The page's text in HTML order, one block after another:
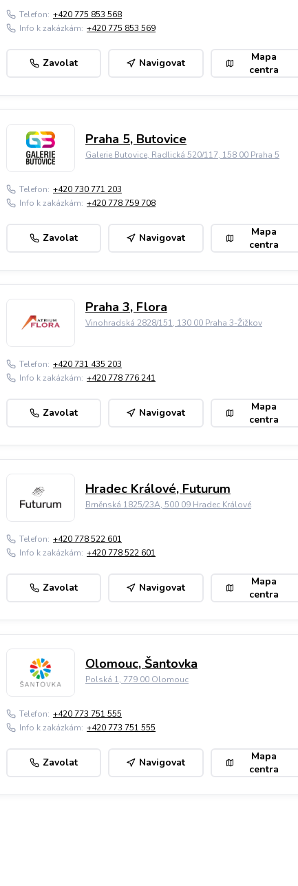
Telefon: +420 775 853 568
Info k zakázkám: +420 775 853 569
Zavolat Navigovat
Mapa
centra
Praha 5, Butovice
Galerie Butovice, Radlická 520/117, 158 00 Praha 5
Telefon: +420 730 771 203
Info k zakázkám: +420 778 759 708
Zavolat Navigovat
Mapa
centra
Praha 3, Flora
Vinohradská 2828/151, 130 00 Praha 3-Žižkov
Telefon: +420 731 435 203
Info k zakázkám: +420 778 776 241
Zavolat Navigovat
Mapa
centra
Hradec Králové, Futurum
Brněnská 1825/23A, 500 09 Hradec Králové
Telefon: +420 778 522 601
Info k zakázkám: +420 778 522 601
Zavolat Navigovat
Mapa
centra
Olomouc, Šantovka
Polská 1, 779 00 Olomouc
Telefon: +420 773 751 555
Info k zakázkám: +420 773 751 555
Zavolat Navigovat
Mapa
centra